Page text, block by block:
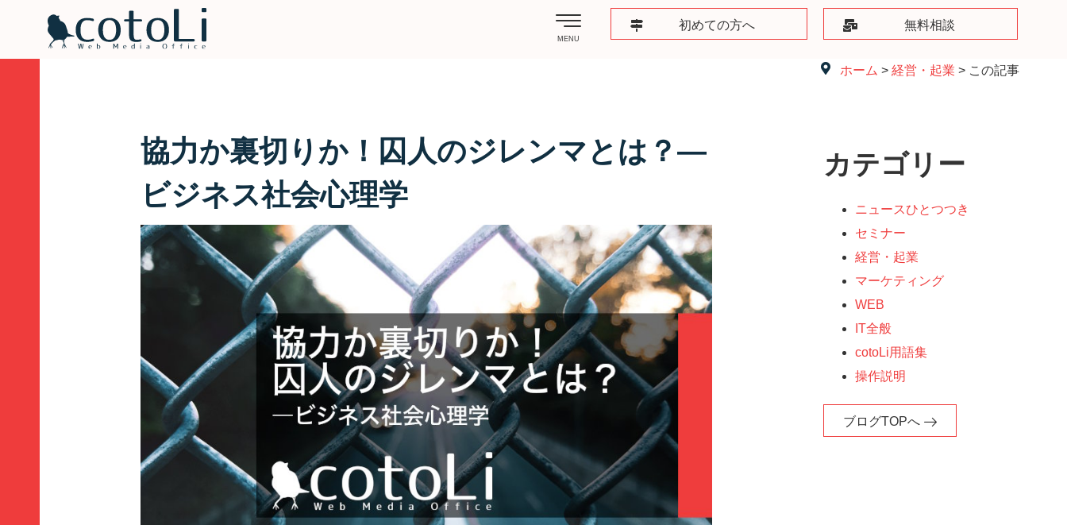
MENU
初めての方へ 無料相談
ホーム > 経営・起業 > この記事
協力か裏切りか！囚人のジレンマとは？―
ビジネス社会心理学
カテゴリー
ニュースひとつつき
セミナー
経営・起業
マーケティング
WEB
IT全般
cotoLi用語集
操作説明
ブログTOPへ